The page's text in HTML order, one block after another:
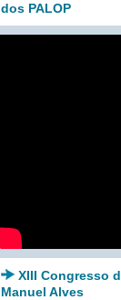
dos PALOP
XIII Congresso
Manuel Alves